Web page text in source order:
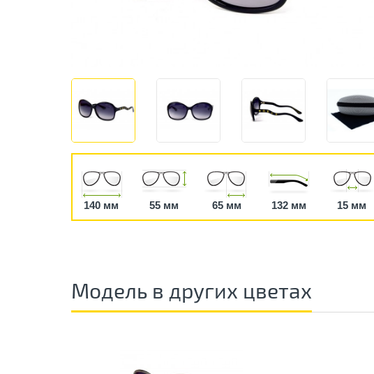
140 мм 55 мм 65 мм 132 мм 15 мм
Модель в других цветах